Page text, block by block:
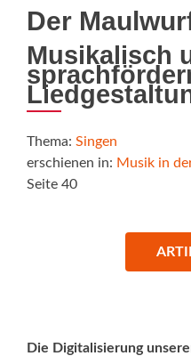
Der
Musikalisch
Thema: Singen
erschienen in: Musik in
Seite 40
Die Digitalisierung